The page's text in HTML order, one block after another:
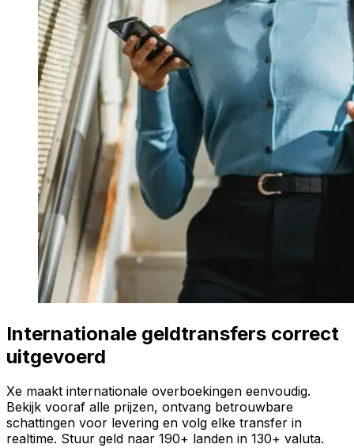
Internationale geldtransfers correct
uitgevoerd
Xe maakt internationale overboekingen eenvoudig.
Bekijk vooraf alle prijzen, ontvang betrouwbare
schattingen voor levering en volg elke transfer in
realtime. Stuur geld naar 190+ landen in 130+ valuta.